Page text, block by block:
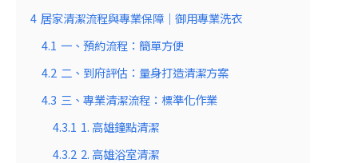
4 居家清潔流程與專業保障｜御用專業洗衣
4.1 一、預約流程：簡單方便
4.2 二、到府評估：量身打造清潔方案
4.3 三、專業清潔流程：標準化作業
4.3.1 1. 高雄鐘點清潔
4.3.2 2. 高雄浴室清潔